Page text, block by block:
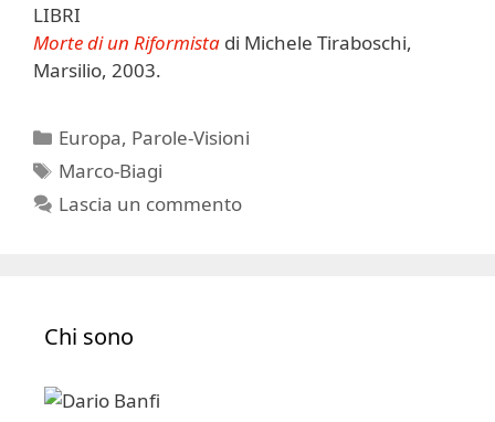
LIBRI
Morte di un Riformista di Michele Tiraboschi,
Marsilio, 2003.
Categorie
Europa, Parole-Visioni
Tag
Marco-Biagi
Lascia un commento
Chi sono